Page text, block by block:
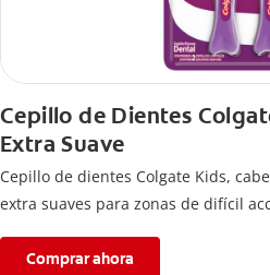
Cepillo de Dientes
Extra Suave
Cepillo de dientes Colgate Kids,
extra suaves para zonas de difícil
Comprar ahora